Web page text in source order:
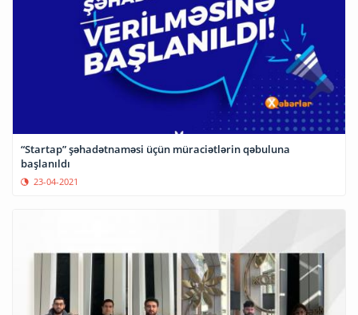
“Startap” şəhadətnaməsi üçün müraciətlərin qəbuluna
başlanıldı
23-04-2021